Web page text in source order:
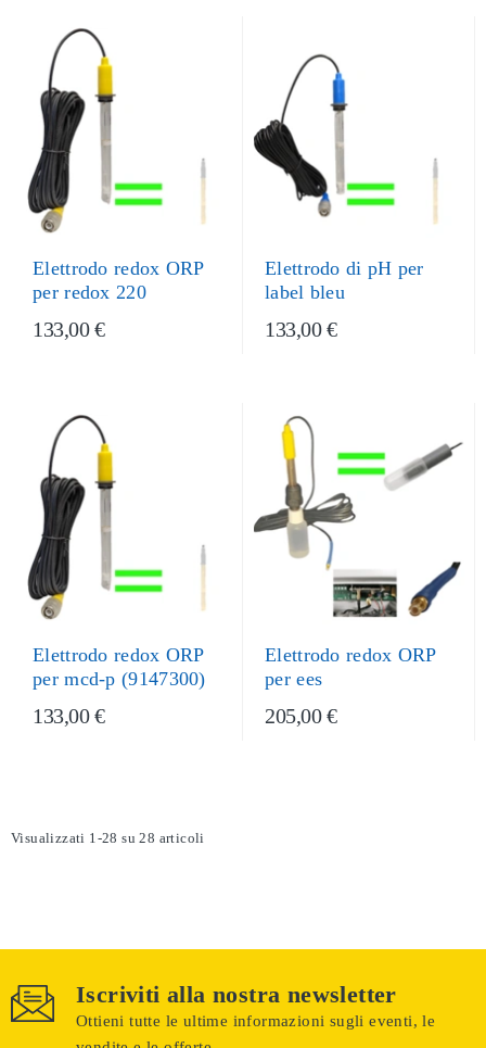
Elettrodo redox ORP
per redox 220
133,00 €
Elettrodo di pH per
label bleu
133,00 €
Elettrodo redox ORP
per mcd-p (9147300)
133,00 €
Elettrodo redox ORP
per ees
205,00 €
Visualizzati 1-28 su 28 articoli
Iscriviti alla nostra newsletter
Ottieni tutte le ultime informazioni sugli eventi, le